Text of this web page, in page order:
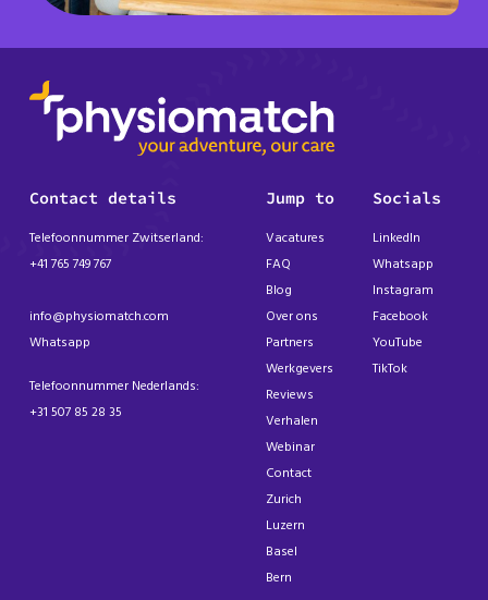
Contact details
Telefoonnummer Zwitserland:
+41 765 749 767
info@physiomatch.com
Whatsapp
Telefoonnummer Nederlands:
+31 507 85 28 35
Jump to
Vacatures
FAQ
Blog
Over ons
Partners
Werkgevers
Reviews
Verhalen
Webinar
Contact
Zurich
Luzern
Basel
Bern
Socials
LinkedIn
Whatsapp
Instagram
Facebook
YouTube
TikTok